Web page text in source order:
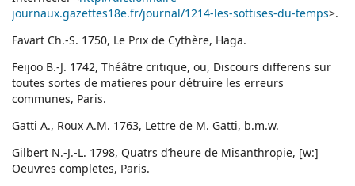
journaux.gazettes18e.fr/journal/1214-les-sottises-du-temps>.
Favart Ch.-S. 1750, Le Prix de Cythère, Haga.
Feijoo B.-J. 1742, Théâtre critique, ou, Discours differens sur
toutes sortes de matieres pour détruire les erreurs
communes, Paris.
Gatti A., Roux A.M. 1763, Lettre de M. Gatti, b.m.w.
Gilbert N.-J.-L. 1798, Quatrs d’heure de Misanthropie, [w:]
Oeuvres completes, Paris.